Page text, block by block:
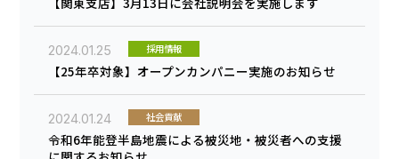
2024.01.25 採用情報
【25年卒対象】オープンカンパニー実施のお知らせ
2024.01.24 社会貢献
令和6年能登半島地震による被災地・被災者への支援